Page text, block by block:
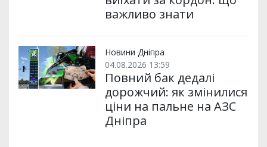
важливо знати
Новини Дніпра
04.08.2026 13:59
Повний бак дедалі
дорожчий: як змінилися
ціни на пальне на АЗС
Дніпра